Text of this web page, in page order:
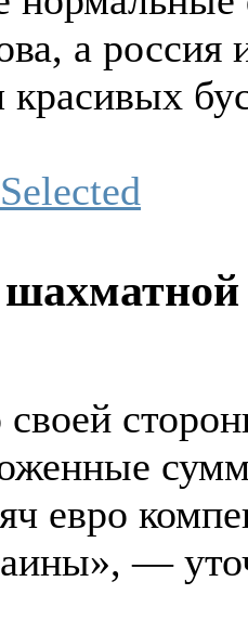
а россия
красивых
своей
евро
—